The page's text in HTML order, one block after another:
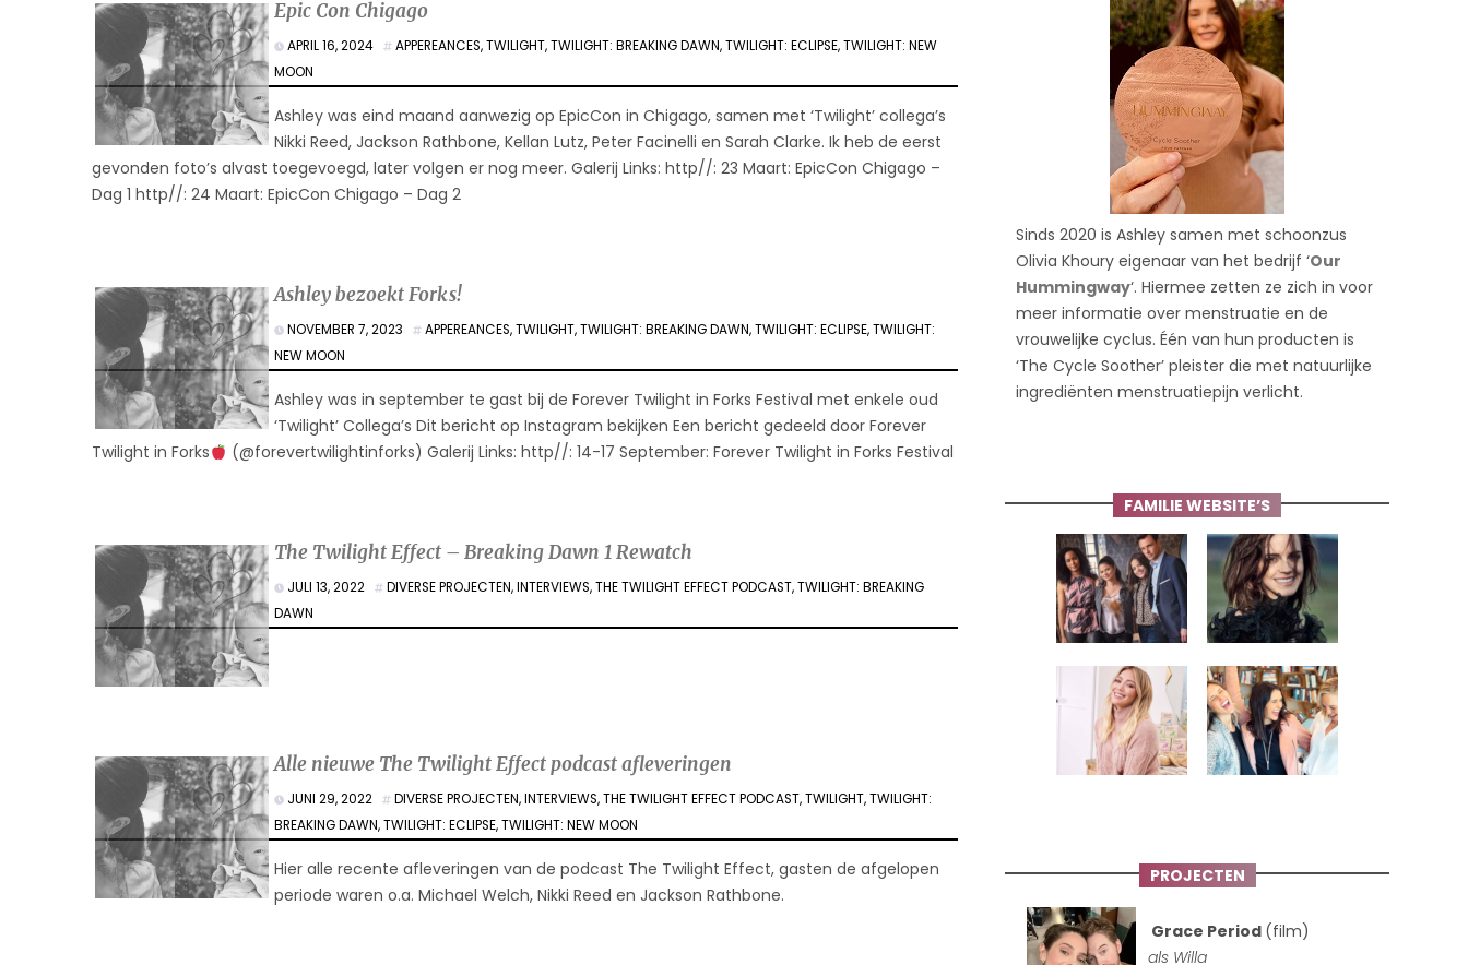
Sinds 2020 is Ashley samen met schoonzus
Olivia Khoury eigenaar van het bedrijf ‘Our
Hummingway‘. Hiermee zetten ze zich in voor
meer informatie over menstruatie en de
vrouwelijke cyclus. Één van hun producten is
‘The Cycle Soother’ pleister die met natuurlijke
ingrediënten menstruatiepijn verlicht.
FAMILIE WEBSITE’S
PROJECTEN
Grace Period (film)
als Willa
Epic Con Chigago
APRIL 16, 2024 APPEREANCES,TWILIGHT,TWILIGHT: BREAKING DAWN,TWILIGHT: ECLIPSE,TWILIGHT: NEW
MOON
Ashley was eind maand aanwezig op EpicCon in Chigago, samen met ‘Twilight’ collega’s
Nikki Reed, Jackson Rathbone, Kellan Lutz, Peter Facinelli en Sarah Clarke. Ik heb de eerst
gevonden foto’s alvast toegevoegd, later volgen er nog meer. Galerij Links: http//: 23 Maart: EpicCon Chigago –
Dag 1 http//: 24 Maart: EpicCon Chigago – Dag 2
Ashley bezoekt Forks!
NOVEMBER 7, 2023 APPEREANCES,TWILIGHT,TWILIGHT: BREAKING DAWN,TWILIGHT: ECLIPSE,TWILIGHT:
NEW MOON
Ashley was in september te gast bij de Forever Twilight in Forks Festival met enkele oud
‘Twilight’ Collega’s Dit bericht op Instagram bekijken Een bericht gedeeld door Forever
Twilight in Forks
(@forevertwilightinforks) Galerij Links: http//: 14-17 September: Forever Twilight in Forks Festival
The Twilight Effect – Breaking Dawn 1 Rewatch
JULI 13, 2022 DIVERSE PROJECTEN,INTERVIEWS,THE TWILIGHT EFFECT PODCAST,TWILIGHT: BREAKING
DAWN
Alle nieuwe The Twilight Effect podcast afleveringen
JUNI 29, 2022 DIVERSE PROJECTEN,INTERVIEWS,THE TWILIGHT EFFECT PODCAST,TWILIGHT,TWILIGHT:
BREAKING DAWN,TWILIGHT: ECLIPSE,TWILIGHT: NEW MOON
Hier alle recente afleveringen van de podcast The Twilight Effect, gasten de afgelopen
periode waren o.a. Michael Welch, Nikki Reed en Jackson Rathbone.